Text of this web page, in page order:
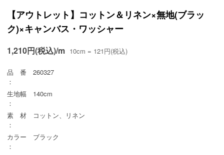
【アウトレット】コットン＆リネン×無地(ブラッ
ク)×キャンバス・ワッシャー
1,210円(税込)/m 10cm = 121円(税込)
品 番
：
260327
生地幅
：
140cm
素 材
：
コットン、リネン
カラー
：
ブラック